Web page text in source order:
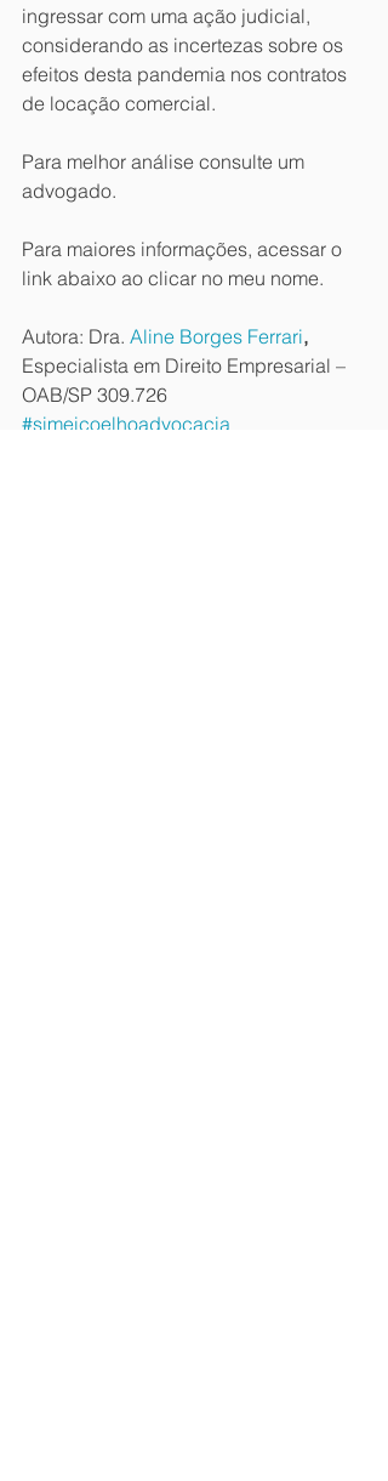
ingressar com uma ação judicial,
considerando as incertezas sobre os
efeitos desta pandemia nos contratos
de locação comercial.
Para melhor análise consulte um
advogado.
Para maiores informações, acessar o
link abaixo ao clicar no meu nome.
Autora: Dra. Aline Borges Ferrari,
Especialista em Direito Empresarial –
OAB/SP 309.726
#simeicoelhoadvocacia